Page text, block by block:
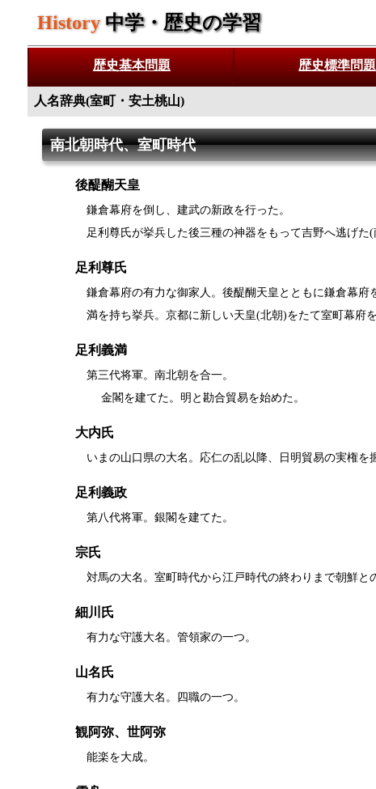
History 中学・歴史の学習
歴史基本問題 歴史標準問題
人名辞典(室町・安土桃山)
南北朝時代、室町時代
後醍醐天皇
鎌倉幕府を倒し、建武の新政を行った。
足利尊氏が挙兵した後三種の神器をもって吉野へ逃げた(
足利尊氏
鎌倉幕府の有力な御家人。後醍醐天皇とともに鎌倉幕
満を持ち挙兵。京都に新しい天皇(北朝)をたて室町幕府を
足利義満
第三代将軍。南北朝を合一。
金閣を建てた。明と勘合貿易を始めた。
大内氏
いまの山口県の大名。応仁の乱以降、日明貿易の実権を
足利義政
第八代将軍。銀閣を建てた。
宗氏
対馬の大名。室町時代から江戸時代の終わりまで朝鮮と
細川氏
有力な守護大名。管領家の一つ。
山名氏
有力な守護大名。四職の一つ。
観阿弥、世阿弥
能楽を大成。